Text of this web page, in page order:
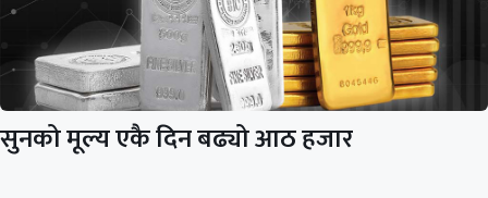
सुनको मूल्य एकै दिन बढ्यो आठ हजार